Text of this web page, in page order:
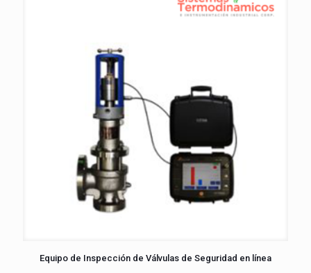
Equipo de Inspección de Válvulas de Seguridad en línea